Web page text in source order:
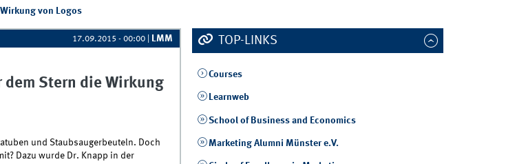
von Logos
17.09.2015 - 00:00 LMM
dem Stern die Wirkung
und Staubsaugerbeuteln. Doch
Dazu wurde Dr. Knapp in der
TOP-LINKS
Courses
Learnweb
School of Business and Economics
Marketing Alumni Münster e.V.